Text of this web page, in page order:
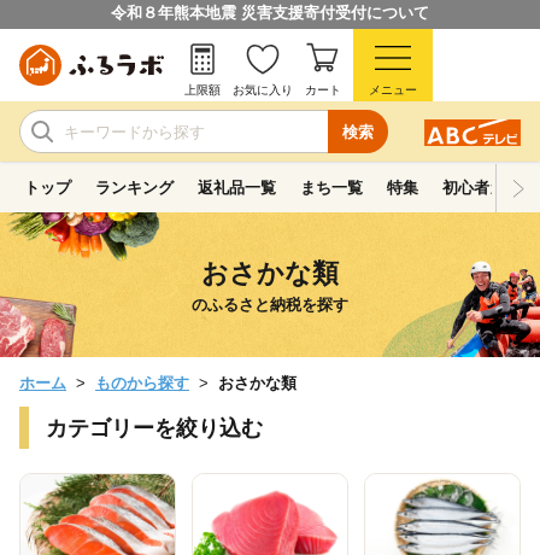
令和８年熊本地震 災害支援寄付受付について
検索
上限額 お気に入り カート メニュー
トップ ランキング 返礼品一覧 まち一覧 特集 初心者ガイド
おさかな類
のふるさと納税を探す
ホーム ものから探す おさかな類
カテゴリーを絞り込む